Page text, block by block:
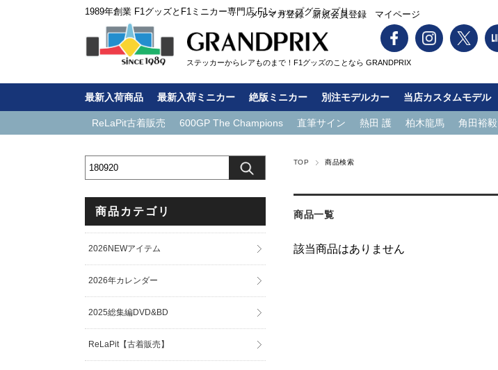
1989年創業 F1グッズとF1ミニカー専門店 F1ショップグランプリ
ステッカーからレアものまで！F1グッズのことなら GRANDPRIX
メルマガ登録 新規会員登録 マイページ
最新入荷商品 最新入荷ミニカー 絶版ミニカー 別注モデルカー 当店カスタムモデル
ReLaPit古着販売 600GP The Champions 直筆サイン 熱田 護 柏木龍馬 角田裕毅
TOP 商品検索
商品一覧
該当商品はありません
商品カテゴリ
2026NEWアイテム
2026年カレンダー
2025総集編DVD&BD
ReLaPit【古着販売】